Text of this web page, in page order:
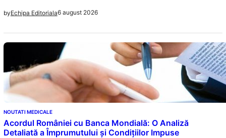
byEchipa Editoriala6 august 2026
NOUTATI MEDICALE
Acordul României cu Banca Mondială: O Analiză
Detaliată a Împrumutului și Condițiilor Impuse